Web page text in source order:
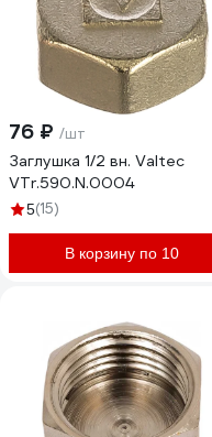
76 ₽ /шт
Заглушка 1/2 вн. Valtec
VTr.590.N.0004
5(15)
В корзину по 10